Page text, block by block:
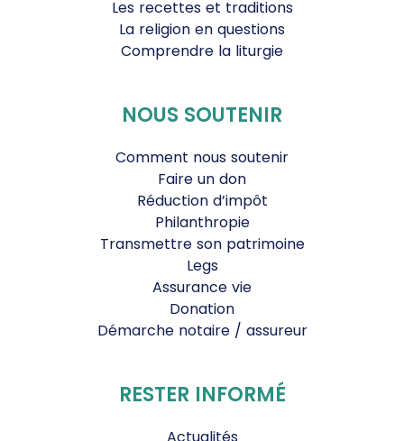
Les recettes et traditions
La religion en questions
Comprendre la liturgie
NOUS SOUTENIR
Comment nous soutenir
Faire un don
Réduction d’impôt
Philanthropie
Transmettre son patrimoine
Legs
Assurance vie
Donation
Démarche notaire / assureur
RESTER INFORMÉ